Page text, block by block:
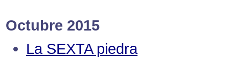
Octubre 2015
La SEXTA piedra